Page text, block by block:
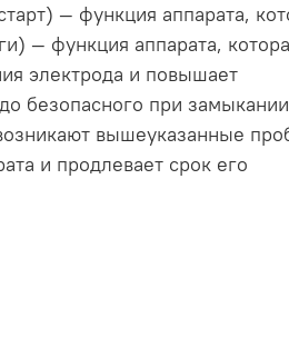
— функция аппарата,
— функция аппарата,
электрода и повышает
безопасного при
вышеуказанные
и продлевает срок его